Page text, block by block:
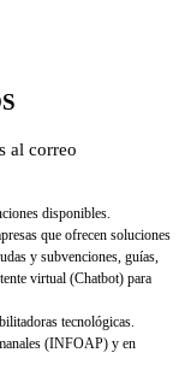
al correo
disponibles.
que ofrecen soluciones
y subvenciones, guías,
virtual (Chatbot) para
tecnológicas.
(INFOAP) y en